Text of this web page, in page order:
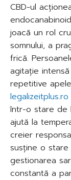
CBD-ul
joacă un rol
somnului, a
frică.
agitație
repetitive
legalizeitplus.ro
într-o stare de
ajută la
creier
susține o
gestionarea
constantă a